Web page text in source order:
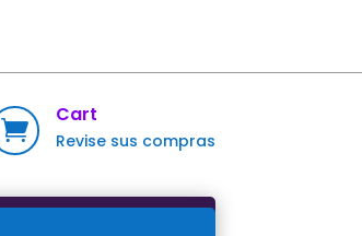

Cart
Revise sus compras